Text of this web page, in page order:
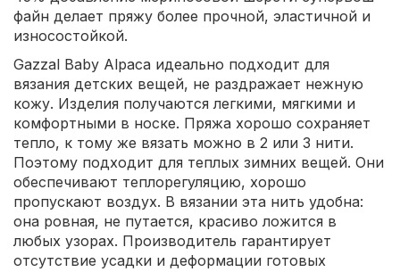
файн делает пряжу более прочной, эластичной и
износостойкой.
Gazzal Baby Alpaca идеально подходит для
вязания детских вещей, не раздражает нежную
кожу. Изделия получаются легкими, мягкими и
комфортными в носке. Пряжа хорошо сохраняет
тепло, к тому же вязать можно в 2 или 3 нити.
Поэтому подходит для теплых зимних вещей. Они
обеспечивают теплорегуляцию, хорошо
пропускают воздух. В вязании эта нить удобна:
она ровная, не путается, красиво ложится в
любых узорах. Производитель гарантирует
отсутствие усадки и деформации готовых